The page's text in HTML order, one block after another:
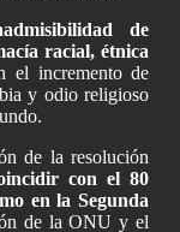
de
racial, étnica
el incremento de
y odio religioso
de la resolución
con el 80
en la Segunda
de la ONU y el